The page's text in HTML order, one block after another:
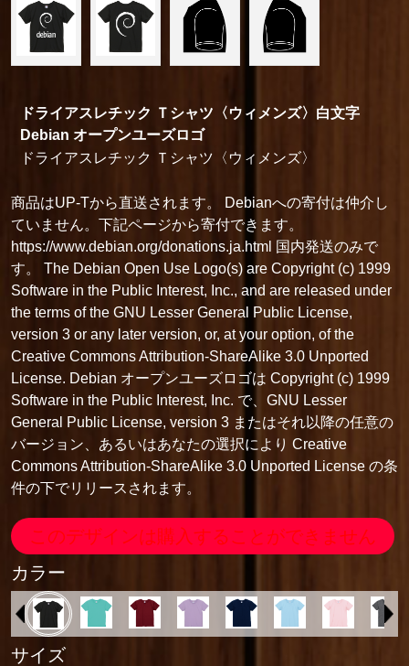
ドライアスレチック Ｔシャツ〈ウィメンズ〉白文字
Debian オープンユーズロゴ
ドライアスレチック Ｔシャツ〈ウィメンズ〉
商品はUP-Tから直送されます。 Debianへの寄付は仲介し
ていません。下記ページから寄付できます。
https://www.debian.org/donations.ja.html 国内発送のみで
す。 The Debian Open Use Logo(s) are Copyright (c) 1999
Software in the Public Interest, Inc., and are released under
the terms of the GNU Lesser General Public License,
version 3 or any later version, or, at your option, of the
Creative Commons Attribution-ShareAlike 3.0 Unported
License. Debian オープンユーズロゴは Copyright (c) 1999
Software in the Public Interest, Inc. で、GNU Lesser
General Public License, version 3 またはそれ以降の任意の
バージョン、あるいはあなたの選択により Creative
Commons Attribution-ShareAlike 3.0 Unported License の条
件の下でリリースされます。
このデザインは購入することができません
カラー
サイズ